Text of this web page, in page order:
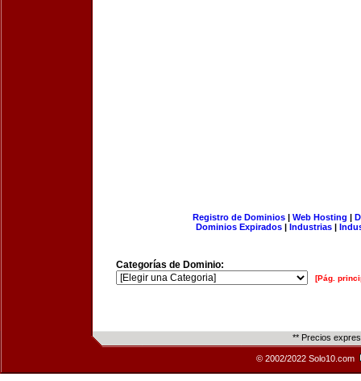
Registro de Dominios| Web Hosting |
Dominios Expirados | Industrias |
Categorías de Dominio:
[Pág.
** Precios
© 2002/2022 Solo10.com